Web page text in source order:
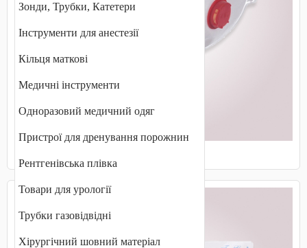
Зонди, Трубки, Катетери
Інструменти для анестезії
Кільця маткові
Медичні інструменти
Одноразовий медичний одяг
Пристрої для дренування порожнин
Рентгенівська плівка
Товари для урології
Трубки газовідвідні
Хірургічний шовний матеріал